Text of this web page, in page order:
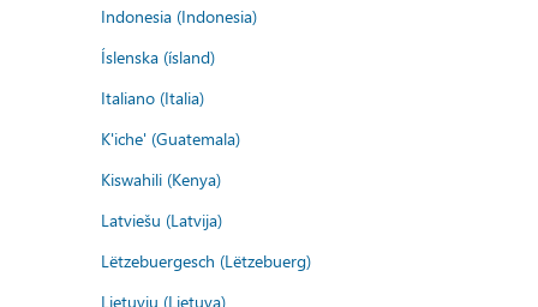
Indonesia (Indonesia)
Íslenska (ísland)
Italiano (Italia)
K'iche' (Guatemala)
Kiswahili (Kenya)
Latviešu (Latvija)
Lëtzebuergesch (Lëtzebuerg)
Lietuvių (Lietuva)